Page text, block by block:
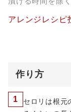
アレンジレシピ
作り方
1
セロリは根元